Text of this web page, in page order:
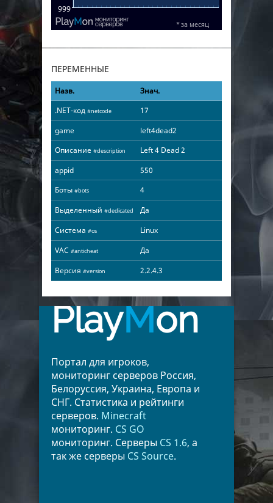
ПЕРЕМЕННЫЕ
Назв.
Знач.
.NET-код #netcode
17
game
left4dead2
Описание #description
Left 4 Dead 2
appid
550
Боты #bots
4
Выделенный #dedicated
Да
Система #os
Linux
VAC #anticheat
Да
Версия #version 2.2.4.3
PlayMon
Портал для игроков,
мониторинг серверов Россия,
Белоруссия, Украина, Европа и
СНГ. Статистика и рейтинги
серверов. Minecraft
мониторинг. CS GO
мониторинг. Серверы CS 1.6, а
так же серверы CS Source.